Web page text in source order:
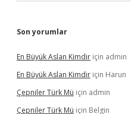
Son yorumlar
En Büyük Aslan Kimdir için admin
En Büyük Aslan Kimdir için Harun
Çepniler Türk Mü için admin
Çepniler Türk Mü için Belgin